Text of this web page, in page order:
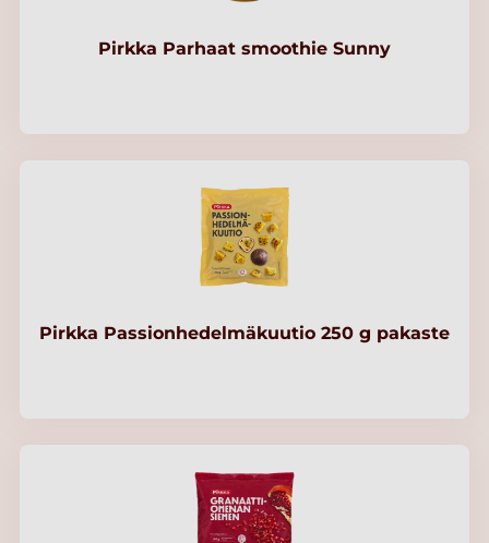
Pirkka Parhaat smoothie Sunny
Pirkka Passionhedelmäkuutio 250 g pakaste